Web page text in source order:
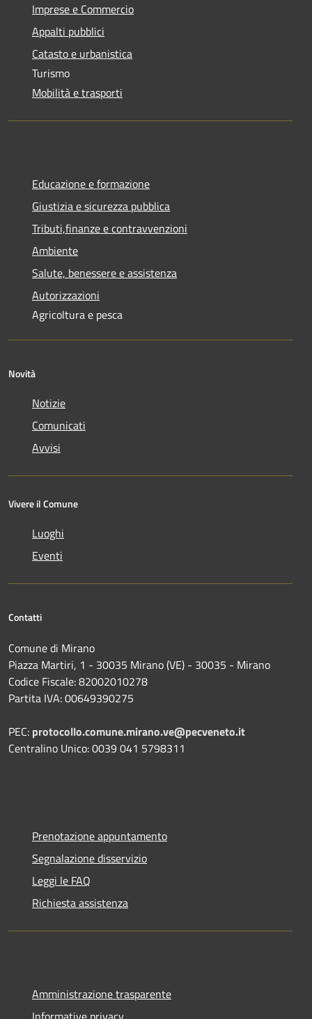
Imprese e Commercio
Appalti pubblici
Catasto e urbanistica
Turismo
Mobilità e trasporti
Educazione e formazione
Giustizia e sicurezza pubblica
Tributi,finanze e contravvenzioni
Ambiente
Salute, benessere e assistenza
Autorizzazioni
Agricoltura e pesca
Novità
Notizie
Comunicati
Avvisi
Vivere il Comune
Luoghi
Eventi
Contatti
Comune di Mirano
Piazza Martiri, 1 - 30035 Mirano (VE) - 30035 - Mirano
Codice Fiscale: 82002010278
Partita IVA: 00649390275
PEC: protocollo.comune.mirano.ve@pecveneto.it
Centralino Unico: 0039 041 5798311
Prenotazione appuntamento
Segnalazione disservizio
Leggi le FAQ
Richiesta assistenza
Amministrazione trasparente